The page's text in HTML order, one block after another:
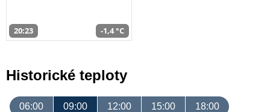
20:23 -1,4 °C
Historické teploty
06:00 09:00 12:00 15:00 18:00